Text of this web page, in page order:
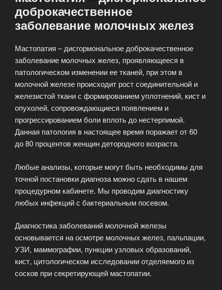
доброкачественное
заболевание молочных желез
Мастопатия – дисгормональное доброкачественное
заболевание молочных желез, проявляющееся в
патологическом изменении ее тканей, при этом в
молочной железе происходит рост соединительной и
железистой ткани с формированием уплотнений, кист и
опухолей, сопровождающиеся появлением и
прогрессированием боли вплоть до нестерпимой.
Данная патология в настоящее время поражает от 60
до 80 процентов женщин детородного возраста.
Любые анализы, которые могут быть необходимы для
точной постановки диагноза можно сдать в нашем
процедурном кабинете. Мы проводим диагностику
любых инфекций с бактериальным посевом.
Диагностика заболеваний молочной железы
основывается на осмотре молочных желез, пальпации,
УЗИ, маммографии, пункции узловых образований,
кист, цитологическом исследовании отделяемого из
сосков при секретирующей мастопатии.